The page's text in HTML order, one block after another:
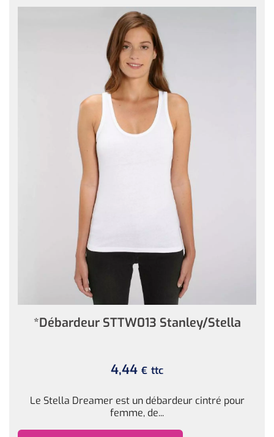
*Débardeur STTW013 Stanley/Stella
4,44 € ttc
Le Stella Dreamer est un débardeur cintré pour
femme, de...